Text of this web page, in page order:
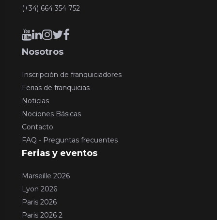
(+34) 664 354 752
Nosotros
Inscripción de franquiciadores
Ferias de franquicias
Noticias
Nociones Básicas
Contacto
FAQ - Preguntas frecuentes
Ferias y eventos
Marseille 2026
Lyon 2026
Paris 2026
Paris 2026 2